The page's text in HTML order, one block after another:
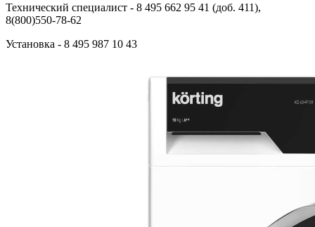
Технический специалист - 8 495 662 95 41 (доб. 411),
8(800)550-78-62
Установка - 8 495 987 10 43